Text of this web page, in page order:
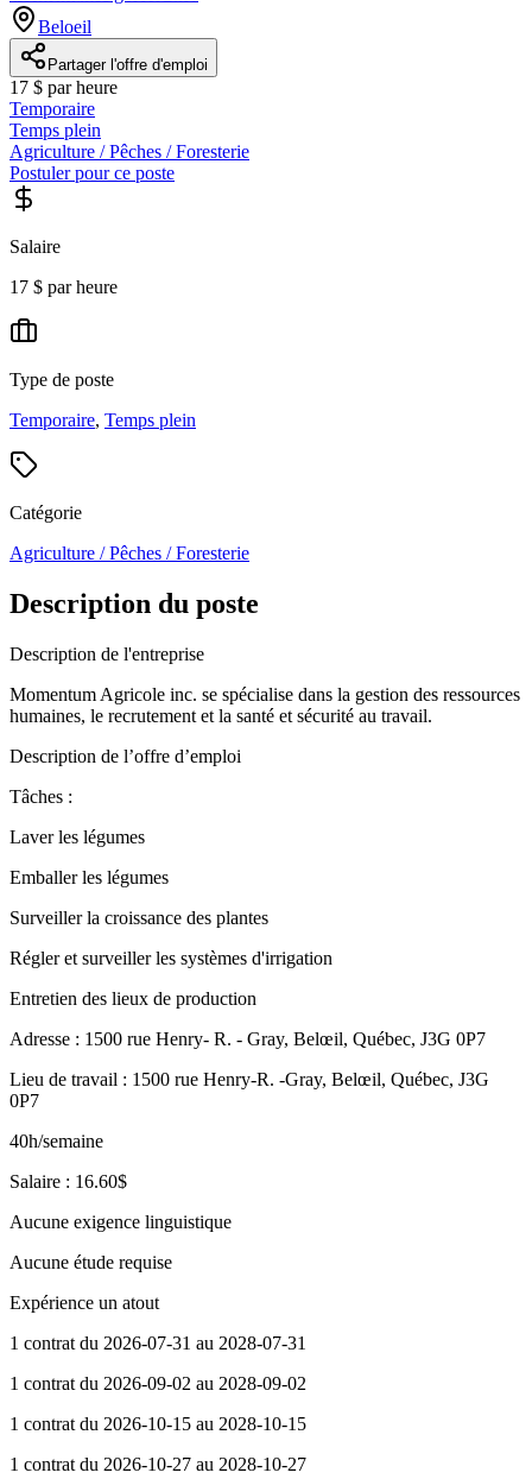
Beloeil
Partager l'offre d'emploi
17 $ par heure
Temporaire
Temps plein
Agriculture / Pêches / Foresterie
Postuler pour ce poste
Salaire
17 $ par heure
Type de poste
Temporaire, Temps plein
Catégorie
Agriculture / Pêches / Foresterie
Description du poste
Description de l'entreprise
Momentum Agricole inc. se spécialise dans la gestion des ressources
humaines, le recrutement et la santé et sécurité au travail.
Description de l’offre d’emploi
Tâches :
Laver les légumes
Emballer les légumes
Surveiller la croissance des plantes
Régler et surveiller les systèmes d'irrigation
Entretien des lieux de production
Adresse : 1500 rue Henry- R. - Gray, Belœil, Québec, J3G 0P7
Lieu de travail : 1500 rue Henry-R. -Gray, Belœil, Québec, J3G
0P7
40h/semaine
Salaire : 16.60$
Aucune exigence linguistique
Aucune étude requise
Expérience un atout
1 contrat du 2026-07-31 au 2028-07-31
1 contrat du 2026-09-02 au 2028-09-02
1 contrat du 2026-10-15 au 2028-10-15
1 contrat du 2026-10-27 au 2028-10-27